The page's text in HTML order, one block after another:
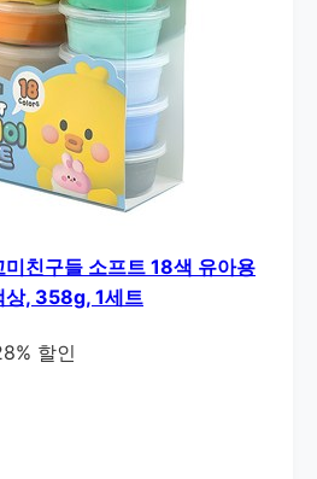
친구들 소프트 18색 유아용
상, 358g, 1세트
할인